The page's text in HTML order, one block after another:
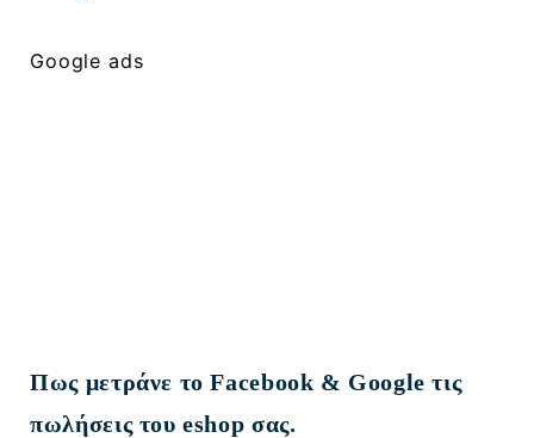
Google ads
Πως μετράνε το Facebook & Google τις
πωλήσεις του eshop σας.